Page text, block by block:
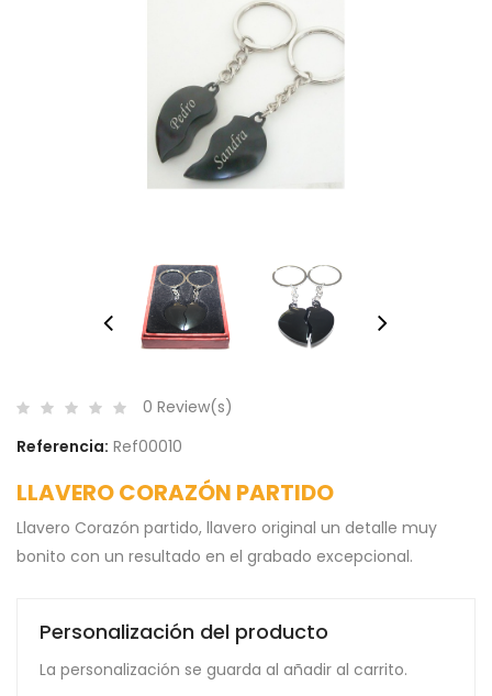
0 Review(s)
Referencia: Ref00010
LLAVERO CORAZÓN PARTIDO
Llavero Corazón partido, llavero original un detalle muy
bonito con un resultado en el grabado excepcional.
Personalización del producto
La personalización se guarda al añadir al carrito.